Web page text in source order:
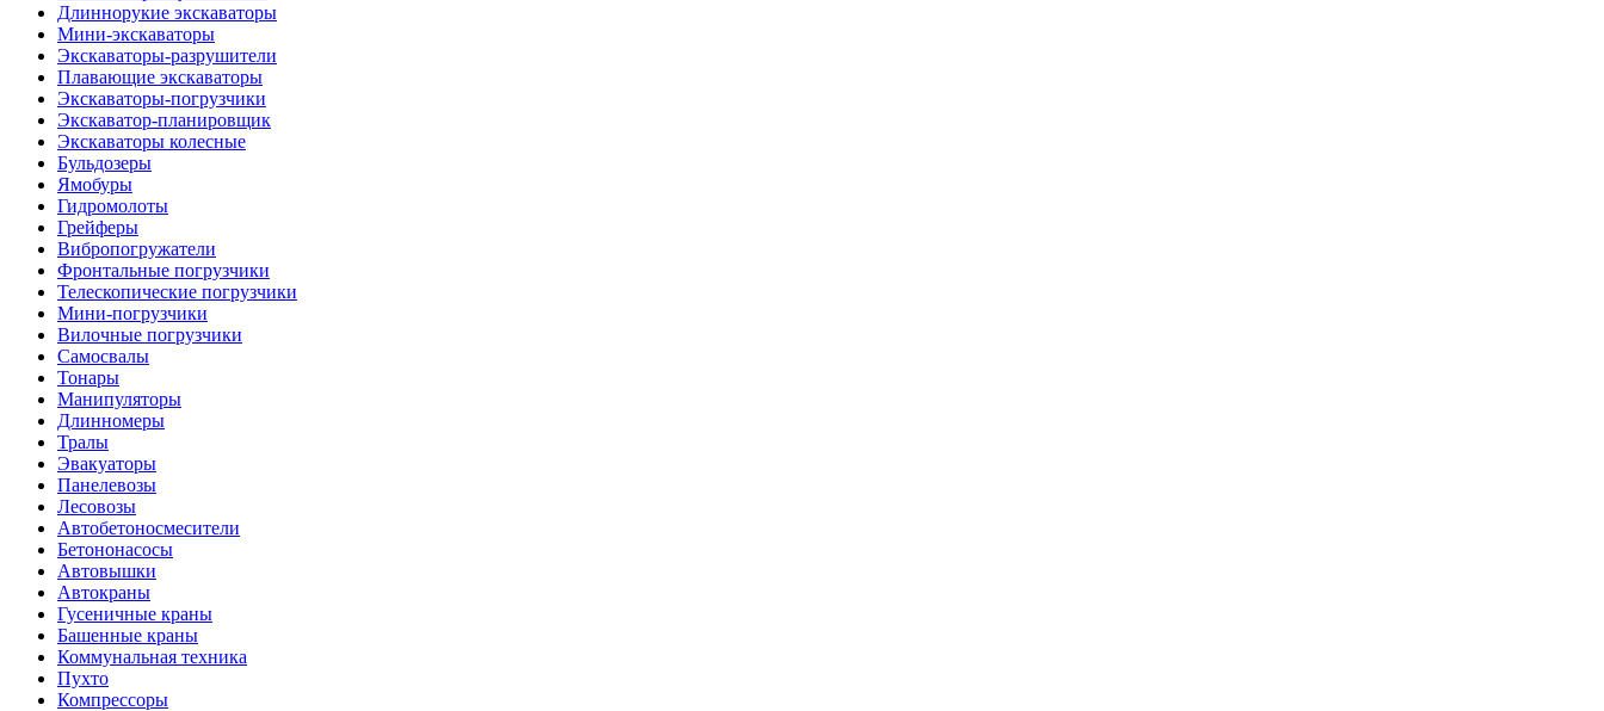
Длиннорукие экскаваторы
Мини-экскаваторы
Экскаваторы-разрушители
Плавающие экскаваторы
Экскаваторы-погрузчики
Экскаватор-планировщик
Экскаваторы колесные
Бульдозеры
Ямобуры
Гидромолоты
Грейферы
Вибро­погружатели
Фронтальные погрузчики
Телескопические погрузчики
Мини-погрузчики
Вилочные погрузчики
Самосвалы
Тонары
Манипуляторы
Длинномеры
Тралы
Эвакуаторы
Панелевозы
Лесовозы
Автобетоно­смесители
Бетононасосы
Автовышки
Автокраны
Гусеничные краны
Башенные краны
Коммунальная техника
Пухто
Компрессоры